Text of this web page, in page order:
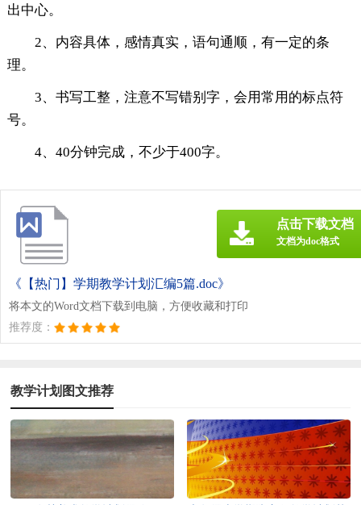
出中心。
2、内容具体，感情真实，语句通顺，有一定的条
理。
3、书写工整，注意不写错别字，会用常用的标点符
号。
4、40分钟完成，不少于400字。
《【热门】学期教学计划汇编5篇.doc》
将本文的Word文档下载到电脑，方便收藏和打印
推荐度：
点击下载文档
文档为doc格式
教学计划图文推荐